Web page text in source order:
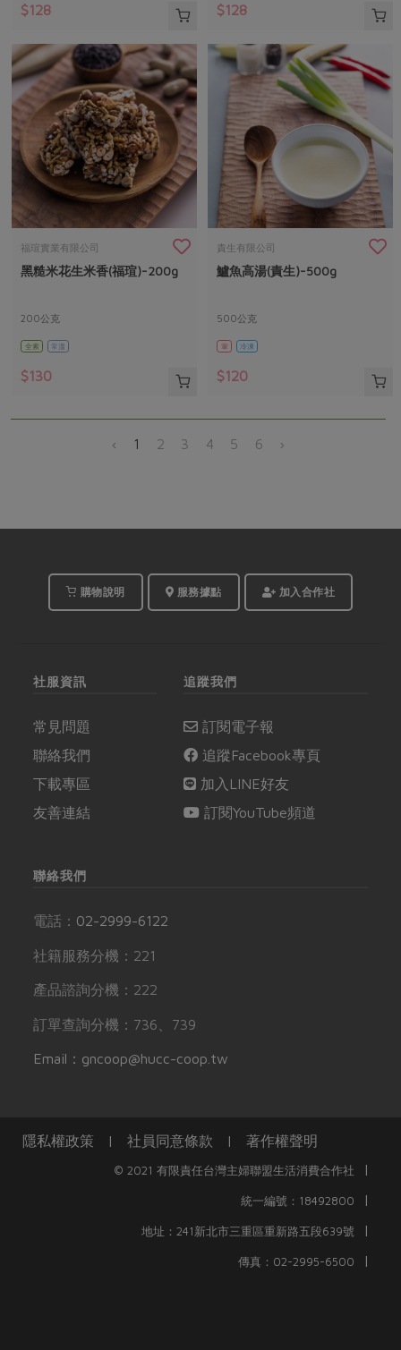
$128 $128
福瑄實業有限公司
黑糙米花生米香(福瑄)-200g
200公克
全素 常溫
$130
責生有限公司
鱸魚高湯(責生)-500g
500公克
葷 冷凍
$120
‹ 1 2 3 4 5 6 ›
購物說明 服務據點 加入合作社
社服資訊
常見問題
聯絡我們
下載專區
友善連結
追蹤我們
訂閱電子報
追蹤Facebook專頁
加入LINE好友
訂閱YouTube頻道
聯絡我們
電話： 02-2999-6122
社籍服務分機：221
產品諮詢分機：222
訂單查詢分機：736、739
Email：gncoop@hucc-coop.tw
隱私權政策 | 社員同意條款 | 著作權聲明
© 2021 有限責任台灣主婦聯盟生活消費合作社 |
統一編號：18492800 |
地址：241新北市三重區重新路五段639號 |
傳真：02-2995-6500 |